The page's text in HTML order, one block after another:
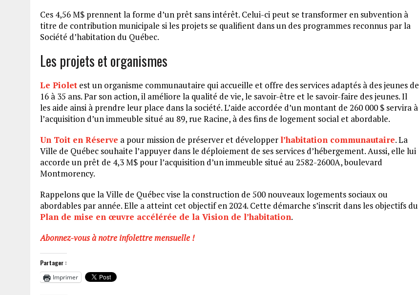
Ces 4,56 M$ prennent la forme d’un prêt sans intérêt. Celui-ci peut se transformer en subvention à
titre de contribution municipale si les projets se qualifient dans un des programmes reconnus par la
Société d’habitation du Québec.
Les projets et organismes
Le Piolet est un organisme communautaire qui accueille et offre des services adaptés à des jeunes de
16 à 35 ans. Par son action, il améliore la qualité de vie, le savoir-être et le savoir-faire des jeunes. Il
les aide ainsi à prendre leur place dans la société. L’aide accordée d’un montant de 260 000 $ servira à
l’acquisition d’un immeuble situé au 89, rue Racine, à des fins de logement social et abordable.
Un Toit en Réserve a pour mission de préserver et développerl’habitation communautaire. La
Ville de Québec souhaite l’appuyer dans le déploiement de ses services d’hébergement. Aussi, elle lui
accorde un prêt de 4,3 M$ pour l’acquisition d’un immeuble situé au 2582-2600A, boulevard
Montmorency.
Rappelons que la Ville de Québec vise la construction de 500 nouveaux logements sociaux ou
abordables par année. Elle a atteint cet objectif en 2024. Cette démarche s’inscrit dans les objectifs du
Plan de mise en œuvre accélérée de la Vision de l’habitation.
Abonnez-vous à notre infolettre mensuelle !
Partager :
Imprimer